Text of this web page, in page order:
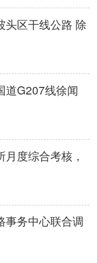
头区干线公路 除
道G207线徐闻
度综合考核，
事务中心联合调